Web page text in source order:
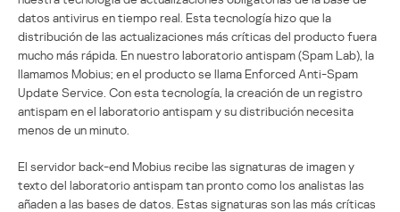
datos antivirus en tiempo real. Esta tecnología hizo que la
distribución de las actualizaciones más críticas del producto fuera
mucho más rápida. En nuestro laboratorio antispam (Spam Lab), la
llamamos Mobius; en el producto se llama Enforced Anti-Spam
Update Service. Con esta tecnología, la creación de un registro
antispam en el laboratorio antispam y su distribución necesita
menos de un minuto.
El servidor back-end Mobius recibe las signaturas de imagen y
texto del laboratorio antispam tan pronto como los analistas las
añaden a las bases de datos. Estas signaturas son las más críticas